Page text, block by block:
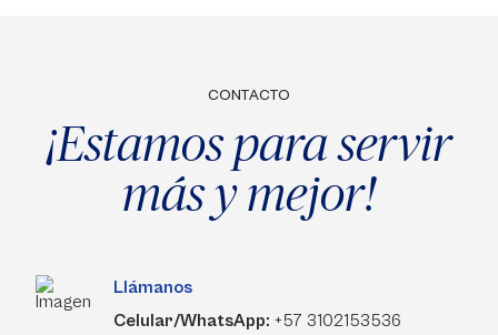
CONTACTO
¡Estamos para servir
más y mejor!
Llámanos
Celular/WhatsApp: +57 3102153536